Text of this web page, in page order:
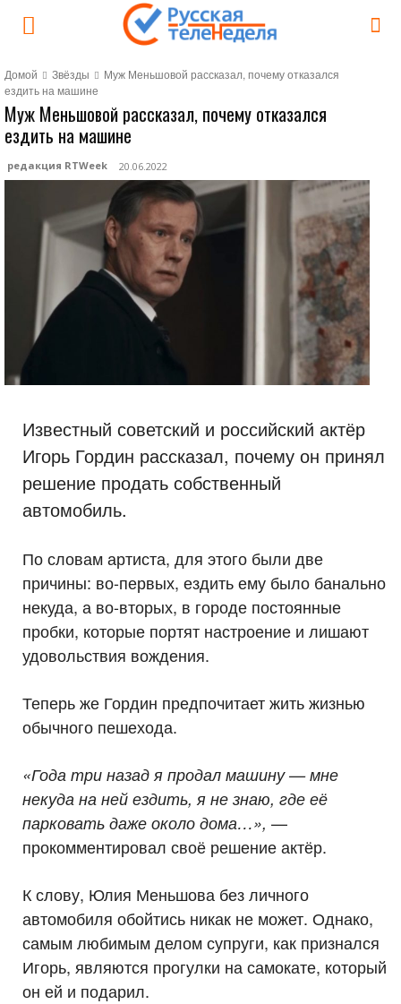
Домой Звёзды
Муж Меньшовой рассказал, почему отказался
ездить на машине
Муж Меньшовой рассказал, почему отказался
ездить на машине
редакция RTWeek 20.06.2022
Известный советский и российский актёр
Игорь Гордин рассказал, почему он принял
решение продать собственный
автомобиль.
По словам артиста, для этого были две
причины: во-первых, ездить ему было банально
некуда, а во-вторых, в городе постоянные
пробки, которые портят настроение и лишают
удовольствия вождения.
Теперь же Гордин предпочитает жить жизнью
обычного пешехода.
«Года три назад я продал машину — мне
некуда на ней ездить, я не знаю, где её
парковать даже около дома…», —
прокомментировал своё решение актёр.
К слову, Юлия Меньшова без личного
автомобиля обойтись никак не может. Однако,
самым любимым делом супруги, как признался
Игорь, являются прогулки на самокате, который
он ей и подарил.